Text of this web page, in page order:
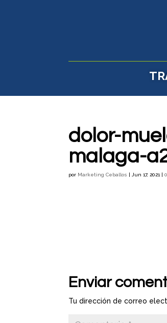
dolor-
malaga-
por Marketing Ceballos | Jun 17, 2021 |
Enviar
Tu dirección de correo